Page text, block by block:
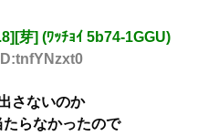
芽] (ﾜｯﾁｮｲ 5b74-1GGU)
さないのか
らなかったので